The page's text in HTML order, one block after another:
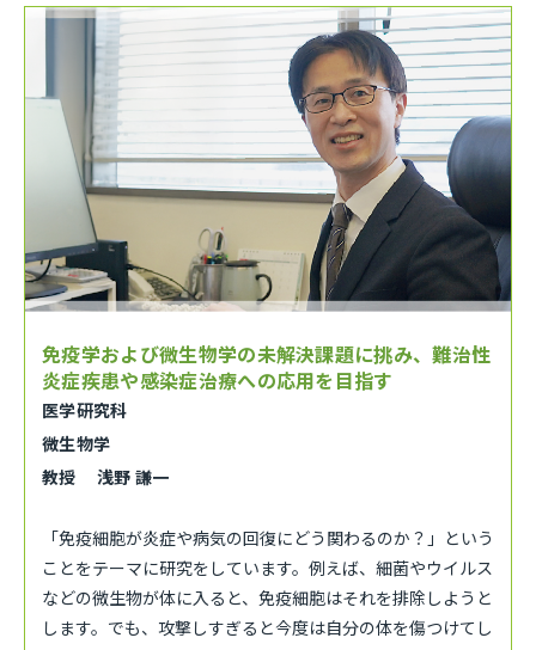
免疫学および微生物学の未解決課題に挑み、難治性
炎症疾患や感染症治療への応用を目指す
医学研究科
微生物学
教授 浅野 謙一
「免疫細胞が炎症や病気の回復にどう関わるのか？」という
ことをテーマに研究をしています。例えば、細菌やウイルス
などの微生物が体に入ると、免疫細胞はそれを排除しようと
します。でも、攻撃しすぎると今度は自分の体を傷つけてし